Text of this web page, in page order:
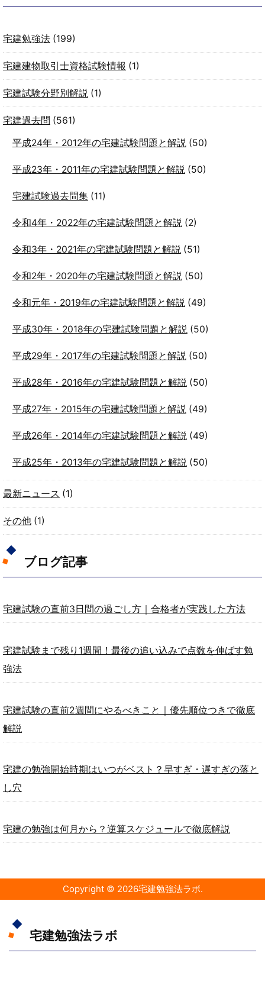
宅建勉強法 (199)
宅建建物取引士資格試験情報 (1)
宅建試験分野別解説 (1)
宅建過去問 (561)
平成24年・2012年の宅建試験問題と解説(50)
平成23年・2011年の宅建試験問題と解説(50)
宅建試験過去問集(11)
令和4年・2022年の宅建試験問題と解説(2)
令和3年・2021年の宅建試験問題と解説(51)
令和2年・2020年の宅建試験問題と解説(50)
令和元年・2019年の宅建試験問題と解説(49)
平成30年・2018年の宅建試験問題と解説(50)
平成29年・2017年の宅建試験問題と解説(50)
平成28年・2016年の宅建試験問題と解説(50)
平成27年・2015年の宅建試験問題と解説(49)
平成26年・2014年の宅建試験問題と解説(49)
平成25年・2013年の宅建試験問題と解説(50)
最新ニュース (1)
その他 (1)
ブログ記事
宅建試験の直前3日間の過ごし方｜合格者が実践した方法
宅建試験まで残り1週間！最後の追い込みで点数を伸ばす勉
強法
宅建試験の直前2週間にやるべきこと｜優先順位つきで徹底
解説
宅建の勉強開始時期はいつがベスト？早すぎ・遅すぎの落と
し穴
宅建の勉強は何月から？逆算スケジュールで徹底解説
Copyright © 2026宅建勉強法ラボ.
宅建勉強法ラボ